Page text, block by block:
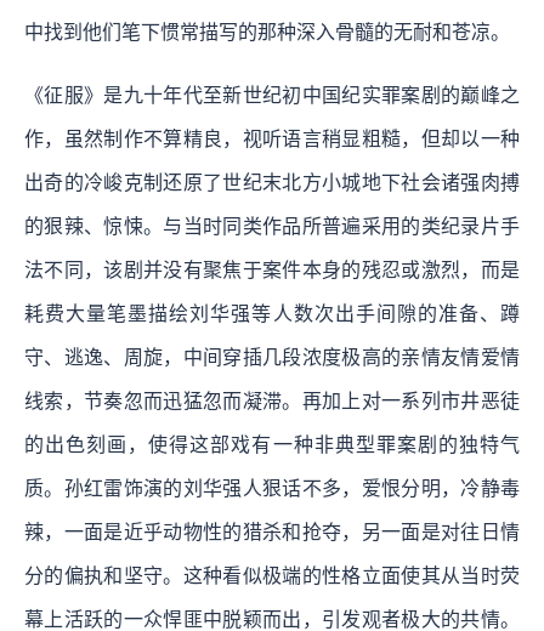
中找到他们笔下惯常描写的那种深入骨髓的无耐和苍凉。
《征服》是九十年代至新世纪初中国纪实罪案剧的巅峰之
作，虽然制作不算精良，视听语言稍显粗糙，但却以一种
出奇的冷峻克制还原了世纪末北方小城地下社会诸强肉搏
的狠辣、惊悚。与当时同类作品所普遍采用的类纪录片手
法不同，该剧并没有聚焦于案件本身的残忍或激烈，而是
耗费大量笔墨描绘刘华强等人数次出手间隙的准备、蹲
守、逃逸、周旋，中间穿插几段浓度极高的亲情友情爱情
线索，节奏忽而迅猛忽而凝滞。再加上对一系列市井恶徒
的出色刻画，使得这部戏有一种非典型罪案剧的独特气
质。孙红雷饰演的刘华强人狠话不多，爱恨分明，冷静毒
辣，一面是近乎动物性的猎杀和抢夺，另一面是对往日情
分的偏执和坚守。这种看似极端的性格立面使其从当时荧
幕上活跃的一众悍匪中脱颖而出，引发观者极大的共情。